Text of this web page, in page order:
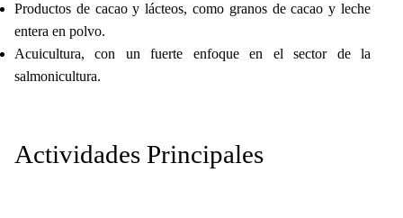
Productos de cacao y lácteos, como granos de cacao y leche
entera en polvo.
Acuicultura, con un fuerte enfoque en el sector de la
salmonicultura.
Actividades Principales